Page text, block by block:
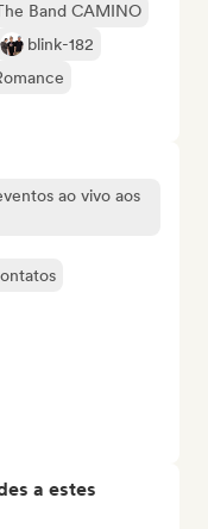
Band CAMINO
blink-182
ao vivo aos
a estes